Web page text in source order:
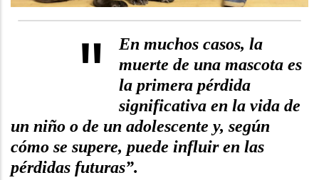
"
En muchos casos, la
muerte de una mascota es
la primera pérdida
significativa en la vida de
un niño o de un adolescente y, según
cómo se supere, puede influir en las
pérdidas futuras”.